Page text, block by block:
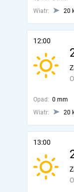
Wiatr:
20
12:00
Opad: 0 mm
Wiatr:
20
13:00